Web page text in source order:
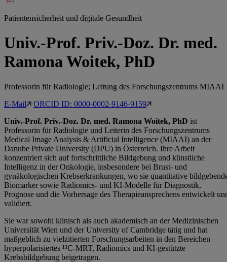
Patientensicherheit und digitale Gesundheit
Univ.-Prof. Priv.-Doz. Dr. med.
Ramona Woitek, PhD
Professorin für Radiologie; Leitung des Forschungszentrums MIAAI
E-Mail
ORCID ID: 0000-0002-9146-9159
Univ.-Prof. Priv.-Doz. Dr. med. Ramona Woitek, PhD ist
Professorin für Radiologie und Leiterin des Forschungszentrums
Medical Image Analysis & Artificial Intelligence (MIAAI) an der
Danube Private University (DPU) in Österreich. Ihre Arbeit
konzentriert sich auf fortschrittliche Bildgebung und künstliche
Intelligenz in der Onkologie, insbesondere bei Brust- und
gynäkologischen Krebserkrankungen, wo sie quantitative
Biomarker sowie Radiomics- und KI-Modelle für Diagnostik,
Prognose und die Vorhersage des Therapieansprechens entwickelt
validiert.
Sie war sowohl klinisch als auch akademisch an der Medizinischen
Universität Wien und der University of Cambridge tätig und hat
maßgeblich zu vielzitierten Forschungsarbeiten in den Bereichen
hyperpolarisiertes ¹³C-MRT, Radiomics und KI-gestützte
Krebsbildgebung beigetragen.